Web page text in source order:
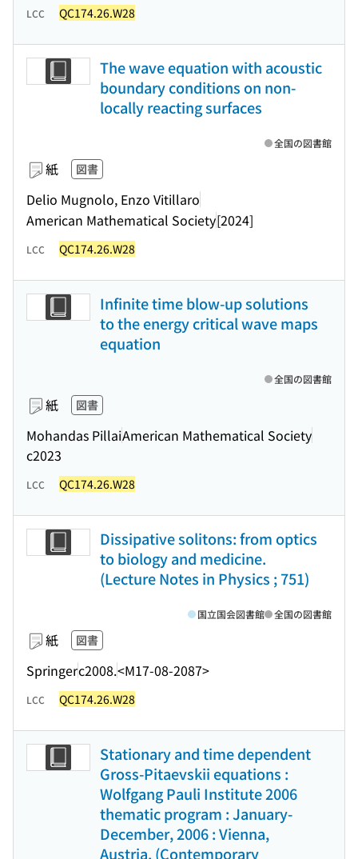
LCC QC174.26.W28
The wave equation with acoustic
boundary conditions on non-
locally reacting surfaces
紙 図書
Delio Mugnolo, Enzo Vitillaro
American Mathematical Society[2024]
全国の図書館
LCC QC174.26.W28
Infinite time blow-up solutions
to the energy critical wave maps
equation
紙 図書
Mohandas PillaiAmerican Mathematical Society
c2023
全国の図書館
LCC QC174.26.W28
Dissipative solitons: from optics
to biology and medicine.
(Lecture Notes in Physics ; 751)
紙 図書
Springerc2008.<M17-08-2087>
国立国会図書館 全国の図書館
LCC QC174.26.W28
Stationary and time dependent
Gross-Pitaevskii equations :
Wolfgang Pauli Institute 2006
thematic program : January-
December, 2006 : Vienna,
Austria. (Contemporary